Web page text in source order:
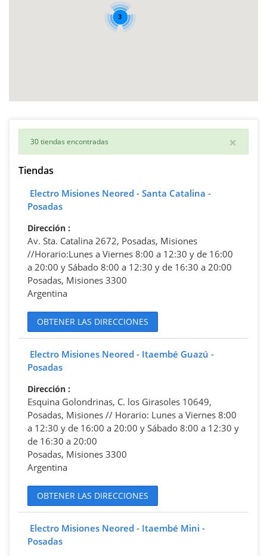
3
30 tiendas encontradas ×
Tiendas
Electro Misiones Neored - Santa Catalina -
Posadas
Dirección :
Av. Sta. Catalina 2672, Posadas, Misiones
//Horario:Lunes a Viernes 8:00 a 12:30 y de 16:00
a 20:00 y Sábado 8:00 a 12:30 y de 16:30 a 20:00
Posadas, Misiones 3300
Argentina
OBTENER LAS DIRECCIONES
Electro Misiones Neored - Itaembé Guazú -
Posadas
Dirección :
Esquina Golondrinas, C. los Girasoles 10649,
Posadas, Misiones // Horario: Lunes a Viernes 8:00
a 12:30 y de 16:00 a 20:00 y Sábado 8:00 a 12:30 y
de 16:30 a 20:00
Posadas, Misiones 3300
Argentina
OBTENER LAS DIRECCIONES
Electro Misiones Neored - Itaembé Mini -
Posadas